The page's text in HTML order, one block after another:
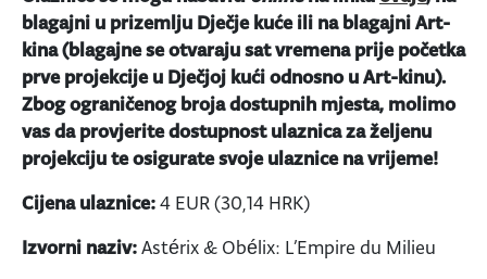
blagajni u prizemlju Dječje kuće ili na blagajni Art-
kina (blagajne se otvaraju sat vremena prije početka
prve projekcije u Dječjoj kući odnosno u Art-kinu).
Zbog ograničenog broja dostupnih mjesta, molimo
vas da provjerite dostupnost ulaznica za željenu
projekciju te osigurate svoje ulaznice na vrijeme!
Cijena ulaznice:4 EUR (30,14 HRK)
Izvorni naziv:Astérix & Obélix: L’Empire du Milieu